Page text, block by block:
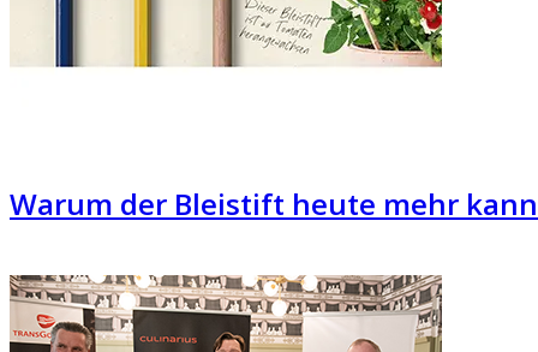
Warum der Bleistift heute mehr